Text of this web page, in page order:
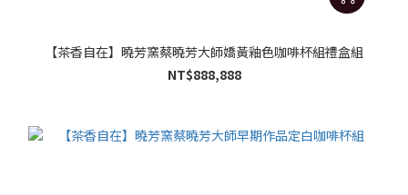
【茶香自在】曉芳窯蔡曉芳大師嬌黃釉色咖啡杯組禮盒組
NT$888,888